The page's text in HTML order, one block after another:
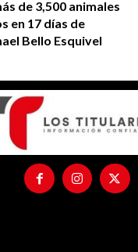
de 3,500 animales
en 17 días de
Bello Esquivel